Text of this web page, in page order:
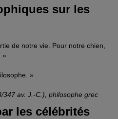
sur les
de notre vie. Pour notre chien,
»
»
av. J.-C.), philosophe grec
les célébrités